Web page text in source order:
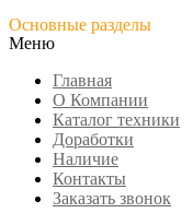
Основные разделы
Меню
Главная
О Компании
Каталог техники
Доработки
Наличие
Контакты
Заказать звонок